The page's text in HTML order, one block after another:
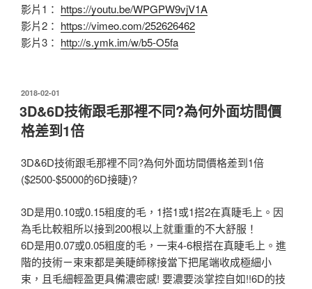
影片1： https://youtu.be/WPGPW9vjV1A
影片2： https://vimeo.com/252626462
影片3： http://s.ymk.im/w/b5-O5fa
發
佈
於
2018-02-01
3D&6D技術跟毛那裡不同?為何外面坊間價
格差到1倍
3D&6D技術跟毛那裡不同?為何外面坊間價格差到1倍
($2500-$5000的6D接睫)?
3D是用0.10或0.15粗度的毛，1搭1或1搭2在真睫毛上。因
為毛比較粗所以接到200根以上就重重的不大舒服！
6D是用0.07或0.05粗度的毛，一束4-6根搭在真睫毛上。進
階的技術ㄧ束束都是美睫師稼接當下把尾端收成極細小
束，且毛細輕盈更具備濃密感! 要濃要淡掌控自如!!6D的技